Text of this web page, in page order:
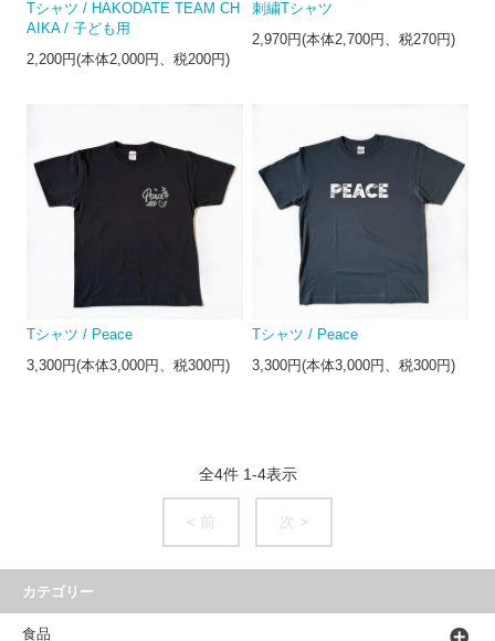
Tシャツ / HAKODATE TEAM CH
AIKA / 子ども用
2,200円(本体2,000円、税200円)
刺繍Tシャツ
2,970円(本体2,700円、税270円)
Tシャツ / Peace
3,300円(本体3,000円、税300円)
Tシャツ / Peace
3,300円(本体3,000円、税300円)
全4件 1-4表示
< 前 次 >
カテゴリー
食品